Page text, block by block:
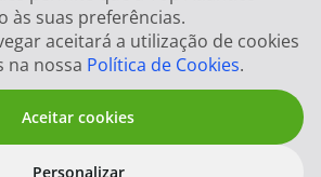
às suas preferências.
aceitará a utilização de cookies
na nossa Política de Cookies.
Aceitar cookies
Personalizar
reservados:Top Atlântico, Viagens e Turismo